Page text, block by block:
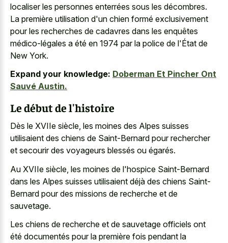
localiser les personnes enterrées sous les décombres.
La première utilisation d'un chien formé exclusivement
pour les recherches de cadavres dans les enquêtes
médico-légales a été en 1974 par la police de l'État de
New York.
Expand your knowledge: Doberman Et Pincher Ont
Sauvé Austin.
Le début de l'histoire
Dès le XVIIe siècle, les moines des Alpes suisses
utilisaient des chiens de Saint-Bernard pour rechercher
et secourir des voyageurs blessés ou égarés.
Au XVIIe siècle, les moines de l'hospice Saint-Bernard
dans les Alpes suisses utilisaient déjà des chiens Saint-
Bernard pour des missions de recherche et de
sauvetage.
Les chiens de recherche et de sauvetage officiels ont
été documentés pour la première fois pendant la